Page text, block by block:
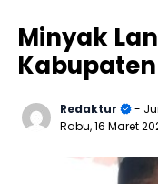
Minyak
Redaktur
-
Rabu, 16 Maret